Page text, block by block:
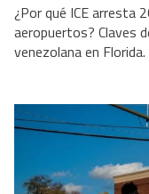
¿Por qué ICE arresta
aeropuertos? Claves
venezolana en Florida.